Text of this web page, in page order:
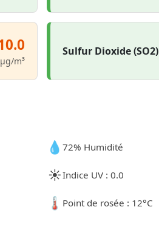
µg/m³
Sulfur Dioxide (SO2)
💧72% Humidité
☀️Indice UV : 0.0
🌡️Point de rosée : 12°C